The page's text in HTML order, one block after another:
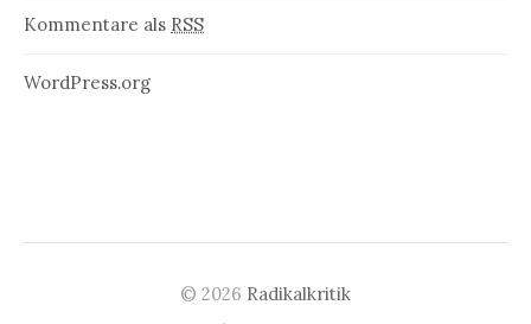
Kommentare als RSS
WordPress.org
© 2026 Radikalkritik